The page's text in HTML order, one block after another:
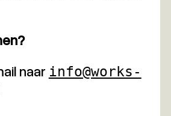
naar info@works-